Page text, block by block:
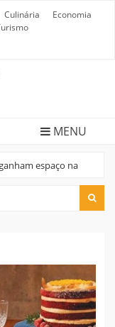
Culinária
Economia
MENU
espaço na